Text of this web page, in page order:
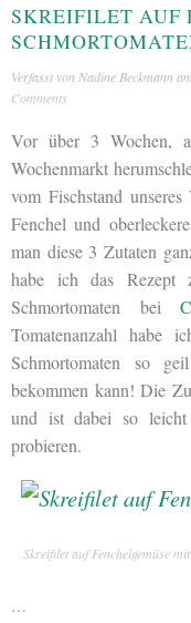
SKREIFILET AUF
Verfasst von Nadine Beckmann am
Comments
Vor über 3 Wochen,
Wochenmarkt
vom Fischstand
Fenchel und
man diese 3 Zutaten
habe ich das Rezept
Schmortomaten bei
Tomatenanzahl habe
Schmortomaten so
bekommen kann! Die
und ist dabei so leicht
probieren.
Skreifilet auf Fenchelgemüse
…